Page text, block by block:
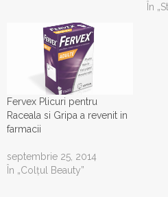
În
Fervex Plicuri pentru
Raceala si Gripa a revenit in
farmacii
septembrie 25, 2014
În „Colţul Beauty”